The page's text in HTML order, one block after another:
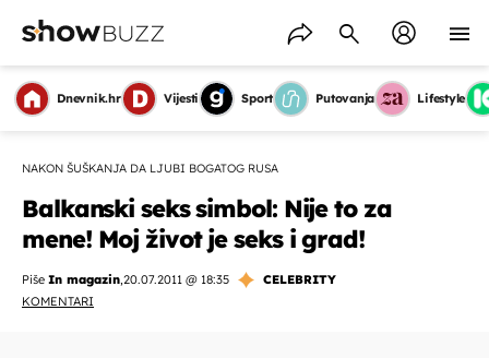
Dnevnik.hr Vijesti Sport Putovanja Lifestyle
NAKON ŠUŠKANJA DA LJUBI BOGATOG RUSA
Balkanski seks simbol: Nije to za
mene! Moj život je seks i grad!
Piše In magazin,20.07.2011 @ 18:35
CELEBRITY
KOMENTARI